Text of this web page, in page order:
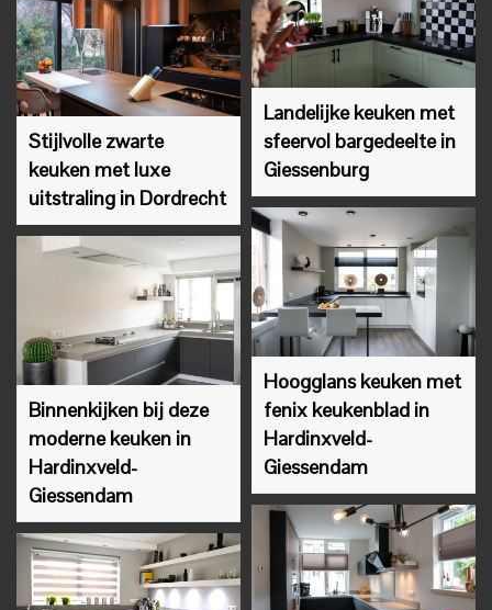
Landelijke keuken met
sfeervol bargedeelte in
Giessenburg
Stijlvolle zwarte
keuken met luxe
uitstraling in Dordrecht
Hoogglans keuken met
fenix keukenblad in
Hardinxveld-
Giessendam
Binnenkijken bij deze
moderne keuken in
Hardinxveld-
Giessendam